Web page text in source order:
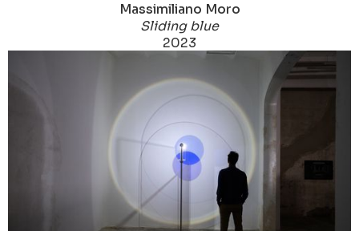
Massimiliano Moro
Sliding blue
2023